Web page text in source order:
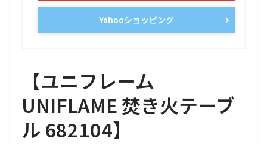
Yahooショッピング
【ユニフレーム
UNIFLAME 焚き火テーブ
ル 682104】